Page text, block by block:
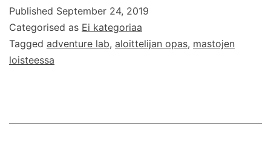
Adventure
Lab
–
Published September 24, 2019
Categorised as Ei kategoriaa
Tagged adventure lab, aloittelijan opas, mastojen
loisteessa